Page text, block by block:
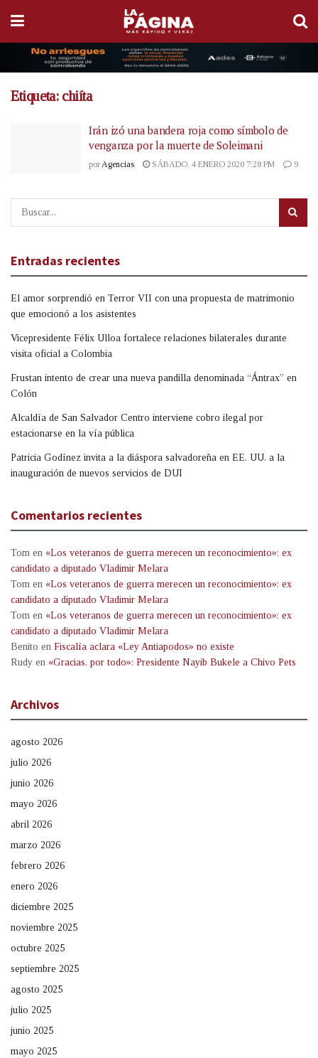
Etiqueta: chiíta
Irán izó una bandera roja como símbolo de
venganza por la muerte de Soleimani
por Agencias SÁBADO, 4 ENERO 2020 7:28 PM 9
Entradas recientes
El amor sorprendió en Terror VII con una propuesta de matrimonio
que emocionó a los asistentes
Vicepresidente Félix Ulloa fortalece relaciones bilaterales durante
visita oficial a Colombia
Frustan intento de crear una nueva pandilla denominada “Ántrax” en
Colón
Alcaldía de San Salvador Centro interviene cobro ilegal por
estacionarse en la vía pública
Patricia Godínez invita a la diáspora salvadoreña en EE. UU. a la
inauguración de nuevos servicios de DUI
Comentarios recientes
Tom en «Los veteranos de guerra merecen un reconocimiento»: ex
candidato a diputado Vladimir Melara
Tom en «Los veteranos de guerra merecen un reconocimiento»: ex
candidato a diputado Vladimir Melara
Tom en «Los veteranos de guerra merecen un reconocimiento»: ex
candidato a diputado Vladimir Melara
Benito en Fiscalía aclara «Ley Antiapodos» no existe
Rudy en «Gracias, por todo»: Presidente Nayib Bukele a Chivo Pets
Archivos
agosto 2026
julio 2026
junio 2026
mayo 2026
abril 2026
marzo 2026
febrero 2026
enero 2026
diciembre 2025
noviembre 2025
octubre 2025
septiembre 2025
agosto 2025
julio 2025
junio 2025
mayo 2025